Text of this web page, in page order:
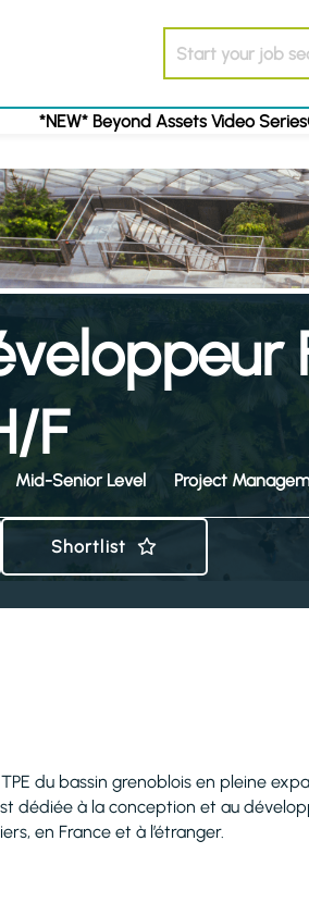
*NEW* Beyond Assets Video Series
F
Mid-Senior Level Project
Shortlist
du bassin grenoblois en pleine
dédiée à la conception et au
en France et à l’étranger.